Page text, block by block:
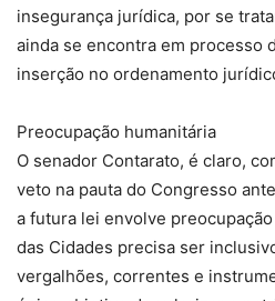
insegurança jurídica, por se
ainda se encontra em processo
inserção no ordenamento
Preocupação humanitária
O senador Contarato, é claro,
veto na pauta do Congresso
a futura lei envolve
das Cidades precisa ser
vergalhões, correntes e